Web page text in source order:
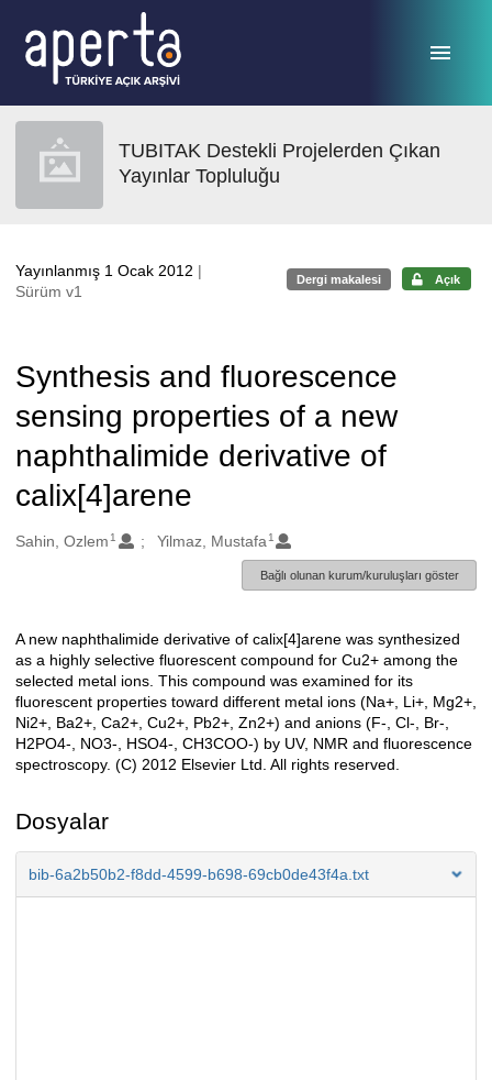
TUBITAK Destekli Projelerden Çıkan
Yayınlar Topluluğu
Yayınlanmış 1 Ocak 2012 |
Sürüm v1
Dergi makalesi Açık
Synthesis and fluorescence
sensing properties of a new
naphthalimide derivative of
calix[4]arene
Oluşturanlar
Sahin, Ozlem 1 Yilmaz, Mustafa 1
Bağlı olunan kurum/kuruluşları göster
Açıklama
A new naphthalimide derivative of calix[4]arene was synthesized
as a highly selective fluorescent compound for Cu2+ among the
selected metal ions. This compound was examined for its
fluorescent properties toward different metal ions (Na+, Li+, Mg2+,
Ni2+, Ba2+, Ca2+, Cu2+, Pb2+, Zn2+) and anions (F-, Cl-, Br-,
H2PO4-, NO3-, HSO4-, CH3COO-) by UV, NMR and fluorescence
spectroscopy. (C) 2012 Elsevier Ltd. All rights reserved.
Dosyalar
bib-6a2b50b2-f8dd-4599-b698-69cb0de43f4a.txt